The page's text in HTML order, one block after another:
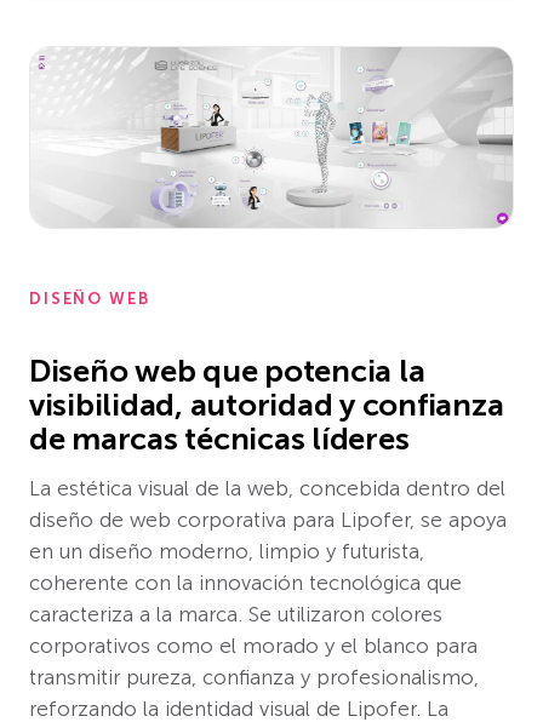
DISEÑO WEB
Diseño web que potencia la
visibilidad, autoridad y confianza
de marcas técnicas líderes
La estética visual de la web, concebida dentro del
diseño de web corporativa para Lipofer, se apoya
en un diseño moderno, limpio y futurista,
coherente con la innovación tecnológica que
caracteriza a la marca. Se utilizaron colores
corporativos como el morado y el blanco para
transmitir pureza, confianza y profesionalismo,
reforzando la identidad visual de Lipofer. La